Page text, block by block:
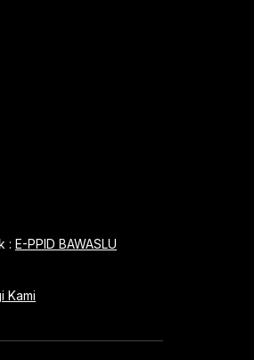
: E-PPID BAWASLU
Kami